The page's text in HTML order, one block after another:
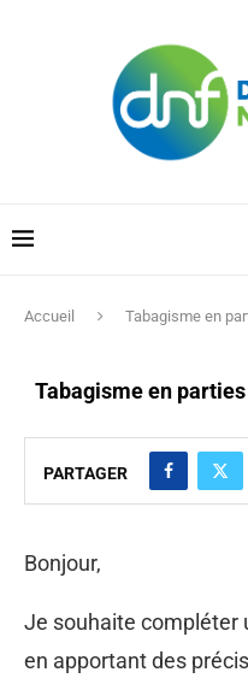
Accueil Tabagisme en
Tabagisme en
PARTAGER
Bonjour,
Je souhaite compléter
en apportant des